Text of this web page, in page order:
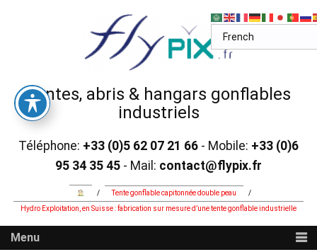
Tentes, abris & hangars gonflables
industriels
Téléphone: +33 (0)5 62 07 21 66 - Mobile: +33 (0)6
95 34 35 45 - Mail: contact@flypix.fr
/ Tente gonflable capitonnée double peau
/
Hydro Exploitation, en Suisse : fabrication sur mesure d’une tente gonflable industrielle
Menu